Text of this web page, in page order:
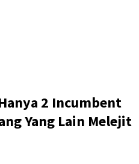
2 Incumbent
Yang Lain Melejit